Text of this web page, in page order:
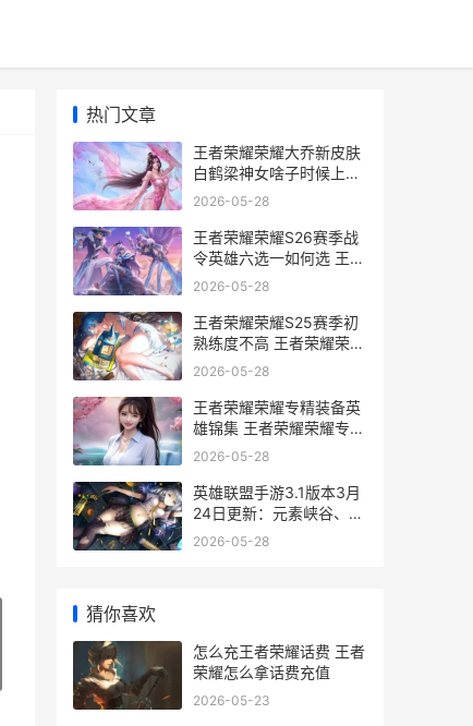
热门文章
王者荣耀荣耀大乔新皮肤
白鹤梁神女啥子时候上线
王者荣耀荣耀大仙玩朵莉
2026-05-28
王者荣耀荣耀S26赛季战
令英雄六选一如何选 王者
荣耀荣耀王者
2026-05-28
王者荣耀荣耀S25赛季初
熟练度不高 王者荣耀荣耀
水晶保底多少
2026-05-28
王者荣耀荣耀专精装备英
雄锦集 王者荣耀荣耀专属
称号解锁条件
2026-05-28
英雄联盟手游3.1版本3月
24日更新：元素峡谷、新
英雄、新装备
2026-05-28
猜你喜欢
怎么充王者荣耀话费 王者
荣耀怎么拿话费充值
2026-05-23